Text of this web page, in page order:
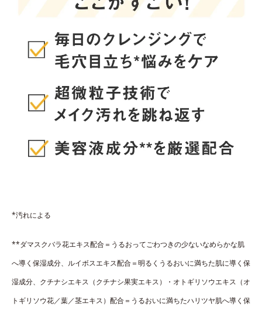
*汚れによる
**ダマスクバラ花エキス配合＝うるおってごわつきの少ないなめらかな肌
へ導く保湿成分、ルイボスエキス配合＝明るくうるおいに満ちた肌に導く保
湿成分、クチナシエキス（クチナシ果実エキス）・オトギリソウエキス（オ
トギリソウ花／葉／茎エキス）配合＝うるおいに満ちたハリツヤ肌へ導く保